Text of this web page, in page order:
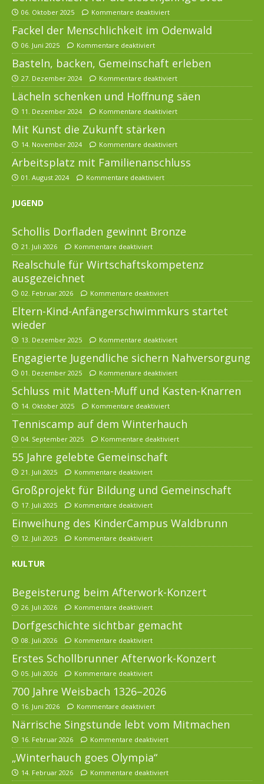
06. Oktober 2025 Kommentare deaktiviert
Fackel der Menschlichkeit im Odenwald
06. Juni 2025 Kommentare deaktiviert
Basteln, backen, Gemeinschaft erleben
27. Dezember 2024 Kommentare deaktiviert
Lächeln schenken und Hoffnung säen
11. Dezember 2024 Kommentare deaktiviert
Mit Kunst die Zukunft stärken
14. November 2024 Kommentare deaktiviert
Arbeitsplatz mit Familienanschluss
01. August 2024 Kommentare deaktiviert
JUGEND
Schollis Dorfladen gewinnt Bronze
21. Juli 2026 Kommentare deaktiviert
Realschule für Wirtschaftskompetenz
ausgezeichnet
02. Februar 2026 Kommentare deaktiviert
Eltern-Kind-Anfängerschwimmkurs startet
wieder
13. Dezember 2025 Kommentare deaktiviert
Engagierte Jugendliche sichern Nahversorgung
01. Dezember 2025 Kommentare deaktiviert
Schluss mit Matten-Muff und Kasten-Knarren
14. Oktober 2025 Kommentare deaktiviert
Tenniscamp auf dem Winterhauch
04. September 2025 Kommentare deaktiviert
55 Jahre gelebte Gemeinschaft
21. Juli 2025 Kommentare deaktiviert
Großprojekt für Bildung und Gemeinschaft
17. Juli 2025 Kommentare deaktiviert
Einweihung des KinderCampus Waldbrunn
12. Juli 2025 Kommentare deaktiviert
KULTUR
Begeisterung beim Afterwork-Konzert
26. Juli 2026 Kommentare deaktiviert
Dorfgeschichte sichtbar gemacht
08. Juli 2026 Kommentare deaktiviert
Erstes Schollbrunner Afterwork-Konzert
05. Juli 2026 Kommentare deaktiviert
700 Jahre Weisbach 1326–2026
16. Juni 2026 Kommentare deaktiviert
Närrische Singstunde lebt vom Mitmachen
16. Februar 2026 Kommentare deaktiviert
„Winterhauch goes Olympia“
14. Februar 2026 Kommentare deaktiviert